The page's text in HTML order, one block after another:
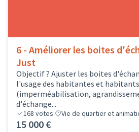
6 - Améliorer les boites
Just
Objectif ? Ajuster les boites
l'usage des habitantes et habitants
(imperméabilisation,
d'échange...
168 votes Vie de quartier et
15 000 €